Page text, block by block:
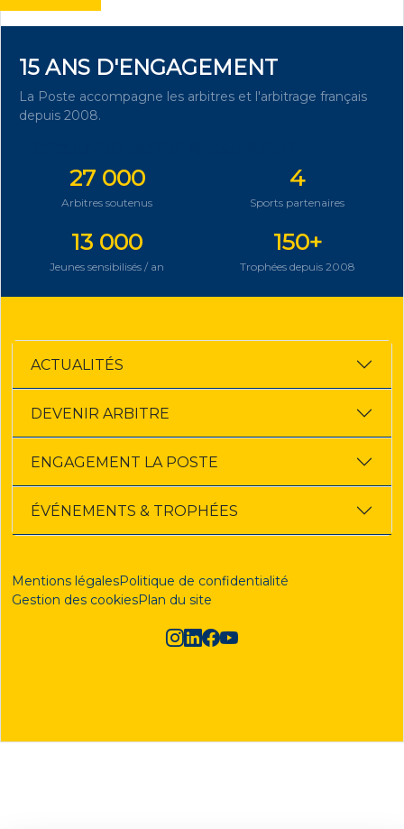
15 ANS D'ENGAGEMENT
La Poste accompagne les arbitres et l'arbitrage français
depuis 2008.
27 000
Arbitres soutenus
4
Sports partenaires
13 000
Jeunes sensibilisés / an
150+
Trophées depuis 2008
ACTUALITÉS
DEVENIR ARBITRE
ENGAGEMENT LA POSTE
ÉVÉNEMENTS & TROPHÉES
Mentions légalesPolitique de confidentialité
Gestion des cookiesPlan du site